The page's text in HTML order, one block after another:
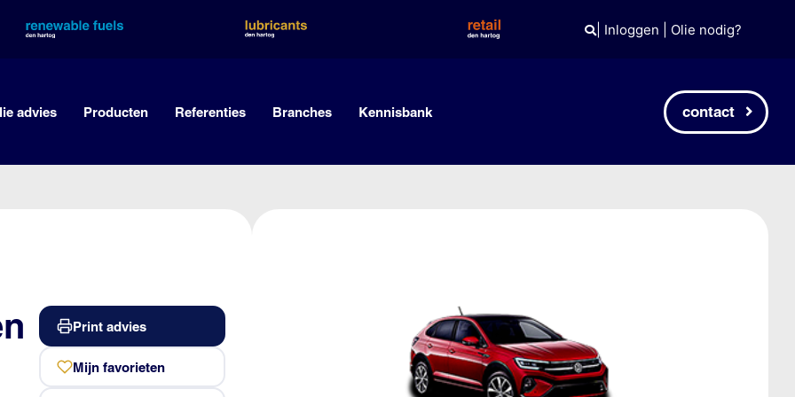
| Inloggen Olie nodig?
advies Producten Referenties Branches Kennisbank contact
Print advies
Mijn favorieten